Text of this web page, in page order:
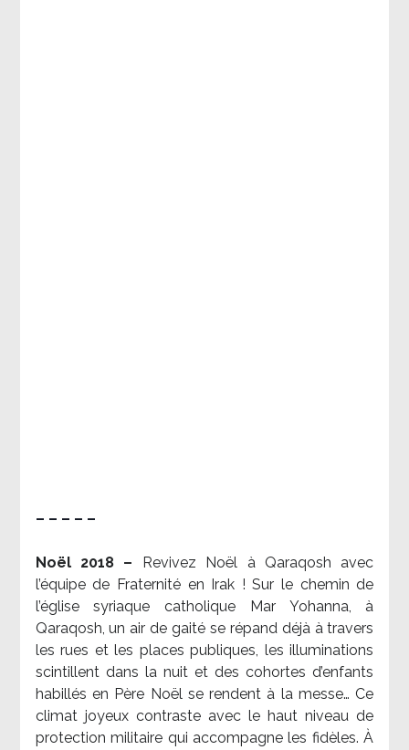
– – – – –
Noël 2018 –
Revivez Noël à Qaraqosh avec
l’équipe de Fraternité en Irak ! Sur le chemin de
l’église syriaque catholique Mar Yohanna, à
Qaraqosh, un air de gaité se répand déjà à travers
les rues et les places publiques, les illuminations
scintillent dans la nuit et des cohortes d’enfants
habillés en Père Noël se rendent à la messe… Ce
climat joyeux contraste avec le haut niveau de
protection militaire qui accompagne les fidèles. À